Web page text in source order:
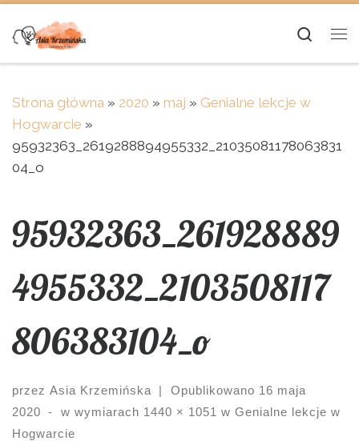
Skip to content
Strona główna » 2020 » maj » Genialne lekcje w
Hogwarcie »
95932363_2619288894955332_21035081178063831
04_o
95932363_261928889
4955332_2103508117
806383104_o
przez Asia Krzemińska | Opublikowano 16 maja
2020
- w wymiarach 1440 × 1051 w Genialne lekcje w
Hogwarcie